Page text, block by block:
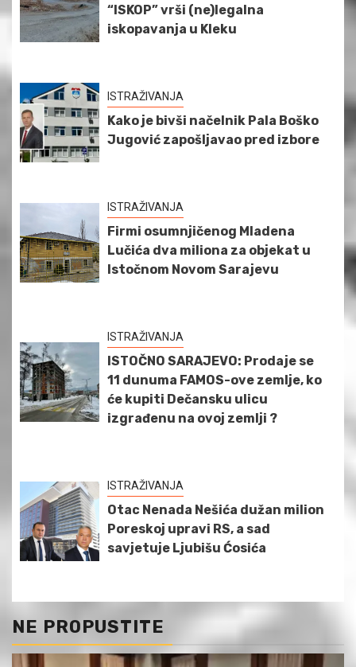
“ISKOP” vrši (ne)legalna
iskopavanja u Kleku
ISTRAŽIVANJA
Kako je bivši načelnik Pala Boško
Jugović zapošljavao pred izbore
ISTRAŽIVANJA
Firmi osumnjičenog Mladena
Lučića dva miliona za objekat u
Istočnom Novom Sarajevu
ISTRAŽIVANJA
ISTOČNO SARAJEVO: Prodaje se
11 dunuma FAMOS-ove zemlje, ko
će kupiti Dečansku ulicu
izgrađenu na ovoj zemlji ?
ISTRAŽIVANJA
Otac Nenada Nešića dužan milion
Poreskoj upravi RS, a sad
savjetuje Ljubišu Ćosića
NE PROPUSTITE